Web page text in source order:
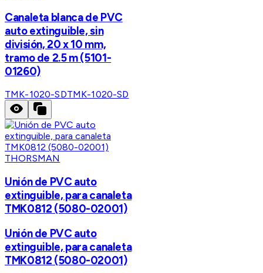
Canaleta blanca de PVC
auto extinguible, sin
división, 20 x 10 mm,
tramo de 2.5 m (5101-
01260)
TMK-1020-SDTMK-1020-SD
THORSMAN
Unión de PVC auto
extinguible, para canaleta
TMK0812 (5080-02001)
Unión de PVC auto
extinguible, para canaleta
TMK0812 (5080-02001)